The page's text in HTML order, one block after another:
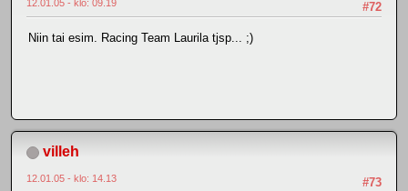
#72
12.01.05 - klo: 09.19
Niin tai esim. Racing Team Laurila tjsp... ;)
villeh
#73
12.01.05 - klo: 14.13